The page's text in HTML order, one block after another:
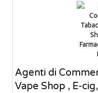
Agenti di
Vape Shop , E-